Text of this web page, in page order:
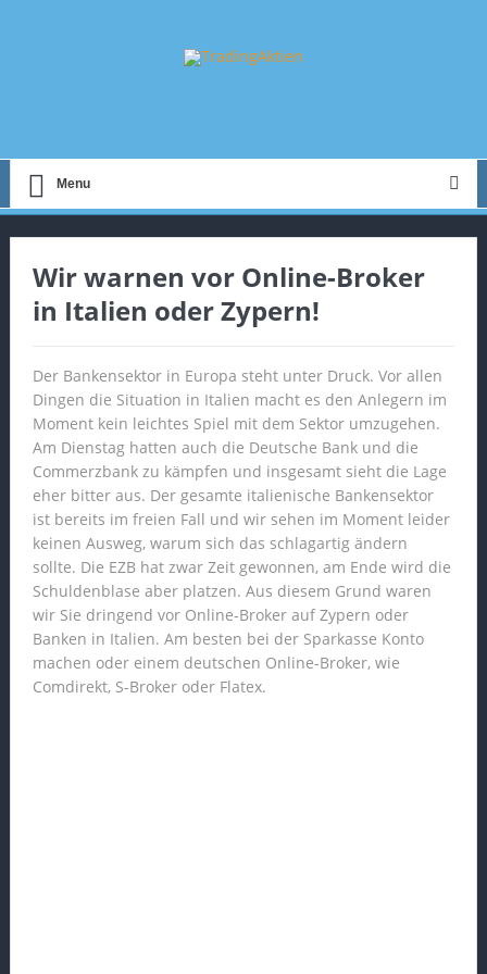
Menu
Wir warnen vor Online-Broker
in Italien oder Zypern!
Der Bankensektor in Europa steht unter Druck. Vor allen
Dingen die Situation in Italien macht es den Anlegern im
Moment kein leichtes Spiel mit dem Sektor umzugehen.
Am Dienstag hatten auch die Deutsche Bank und die
Commerzbank zu kämpfen und insgesamt sieht die Lage
eher bitter aus. Der gesamte italienische Bankensektor
ist bereits im freien Fall und wir sehen im Moment leider
keinen Ausweg, warum sich das schlagartig ändern
sollte. Die EZB hat zwar Zeit gewonnen, am Ende wird die
Schuldenblase aber platzen. Aus diesem Grund waren
wir Sie dringend vor Online-Broker auf Zypern oder
Banken in Italien. Am besten bei der Sparkasse Konto
machen oder einem deutschen Online-Broker, wie
Comdirekt, S-Broker oder Flatex.